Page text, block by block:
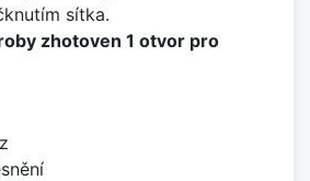
sítka.
zhotoven 1 otvor pro